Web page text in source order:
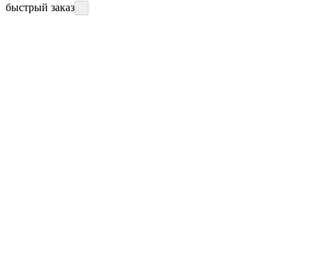
быстрый заказ